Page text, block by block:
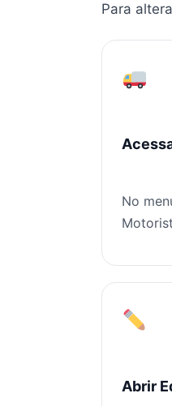
Para
No
Abrir